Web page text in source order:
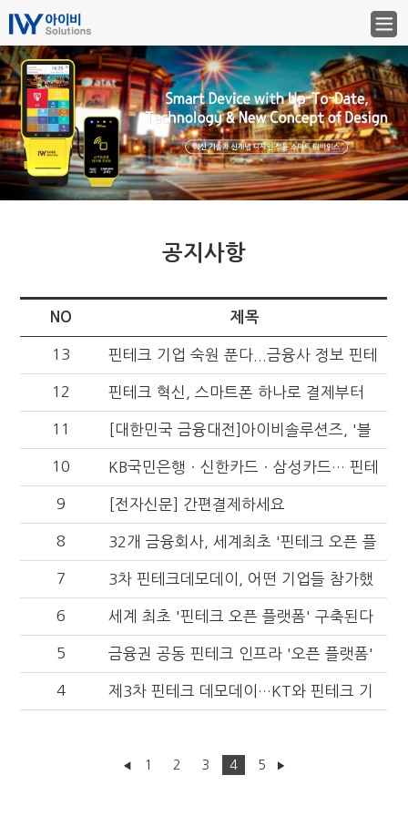
공지사항
NO 제목
13 핀테크 기업 숙원 푼다...금융사 정보 핀테
크 기업에 공개
12 핀테크 혁신, 스마트폰 하나로 결제부터
멤버십 적립까지
11 [대한민국 금융대전]아이비솔루션즈, '블
루투스 기술' 내세운 '간편결제 솔루션' 출
시
10 KB국민은행ㆍ신한카드ㆍ삼성카드… 핀테
크 기업에 멘토링 지원
9 [전자신문] 간편결제하세요
8 32개 금융회사, 세계최초 '핀테크 오픈 플
랫폼' 만든다
7 3차 핀테크데모데이, 어떤 기업들 참가했
나
6 세계 최초 '핀테크 오픈 플랫폼' 구축된다
5 금융권 공동 핀테크 인프라 '오픈 플랫폼'
세계 최초 구축 추진
4 제3차 핀테크 데모데이…KT와 핀테크 기
◀ 1 2 3 4 5 ▶